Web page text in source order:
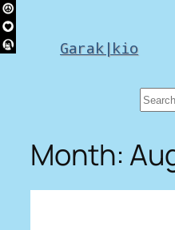
Skip
to
content Garak|kio
Search
Month: